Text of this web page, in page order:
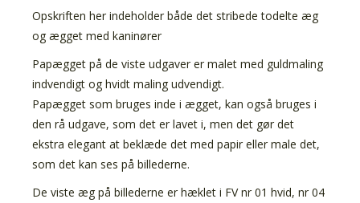
Opskriften her indeholder både det stribede todelte æg
og ægget med kaninører
Papægget på de viste udgaver er malet med guldmaling
indvendigt og hvidt maling udvendigt.
Papægget som bruges inde i ægget, kan også bruges i
den rå udgave, som det er lavet i, men det gør det
ekstra elegant at beklæde det med papir eller male det,
som det kan ses på billederne.
De viste æg på billederne er hæklet i FV nr 01 hvid, nr 04